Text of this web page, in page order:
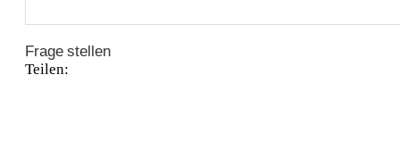
Frage stellen
Teilen: